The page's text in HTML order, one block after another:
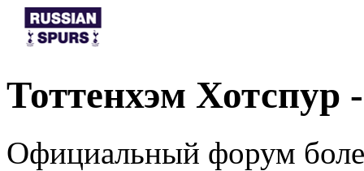
Тоттенхэм
Официальный форум